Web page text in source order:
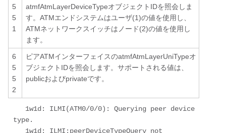
5
5
1
atmfAtmLayerDeviceTypeオブジェクトIDを照会しま
す。ATMエンドシステムはユーザ(1)の値を使用し、
ATMネットワークスイッチはノード(2)の値を使用し
ます。
6
5
5
2
ピアATMインターフェイスのatmfAtmLayerUniTypeオ
ブジェクトIDを照会します。サポートされる値は、
publicおよびprivateです。
type.